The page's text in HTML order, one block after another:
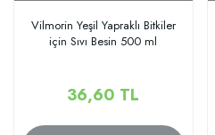
Vilmorin Yeşil Yapraklı Bitkiler
için Sıvı Besin 500 ml
36,60 TL